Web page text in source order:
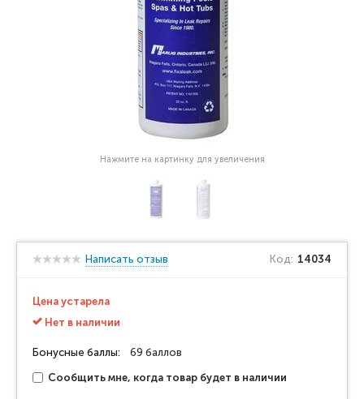
Нажмите на картинку для увеличения
Написать отзыв Код: 14034
Цена устарела
Нет в наличии
Бонусные баллы: 69 баллов
Сообщить мне, когда товар будет в наличии